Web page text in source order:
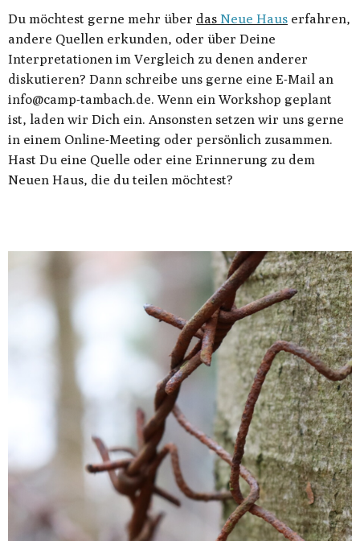
Du möchtest gerne mehr über das Neue Haus erfahren,
andere Quellen erkunden, oder über Deine
Interpretationen im Vergleich zu denen anderer
diskutieren? Dann schreibe uns gerne eine E-Mail an
info@camp-tambach.de. Wenn ein Workshop geplant
ist, laden wir Dich ein. Ansonsten setzen wir uns gerne
in einem Online-Meeting oder persönlich zusammen.
Hast Du eine Quelle oder eine Erinnerung zu dem
Neuen Haus, die du teilen möchtest?